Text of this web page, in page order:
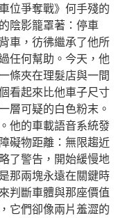
位爭奪戰》何手殘的
陰影籠罩著：停車
車，彷彿繼承了他所
任何幫助。今天，他
條夾在理髮店與一間
看起來比他車子尺寸
層可疑的白色粉末。
他的車載語音系統發
礙物距離：無限趨近
了警告，開始緩慢地
那兩塊永遠在關鍵時
判斷車體與那座價值
它們卻像兩片羞澀的